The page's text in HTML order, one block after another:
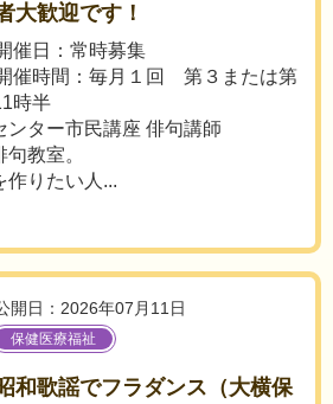
大歓迎です！
催日：常時募集
催時間：毎月１回 第３または第
時半
ンター市民講座 俳句講師
教室。
作りたい人...
開日：2026年07月11日
保健医療福祉
和歌謡でフラダンス（大横保